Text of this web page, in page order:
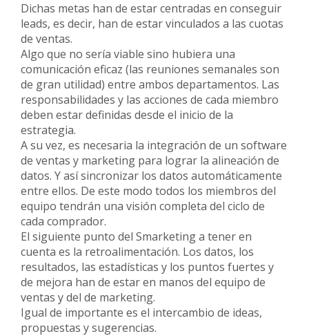
Dichas metas han de estar centradas en conseguir
leads, es decir, han de estar vinculados a las cuotas
de ventas.
Algo que no sería viable sino hubiera una
comunicación eficaz (las reuniones semanales son
de gran utilidad) entre ambos departamentos. Las
responsabilidades y las acciones de cada miembro
deben estar definidas desde el inicio de la
estrategia.
A su vez, es necesaria la integración de un software
de ventas y marketing para lograr la alineación de
datos. Y así sincronizar los datos automáticamente
entre ellos. De este modo todos los miembros del
equipo tendrán una visión completa del ciclo de
cada comprador.
El siguiente punto del Smarketing a tener en
cuenta es la retroalimentación. Los datos, los
resultados, las estadísticas y los puntos fuertes y
de mejora han de estar en manos del equipo de
ventas y del de marketing.
Igual de importante es el intercambio de ideas,
propuestas y sugerencias.